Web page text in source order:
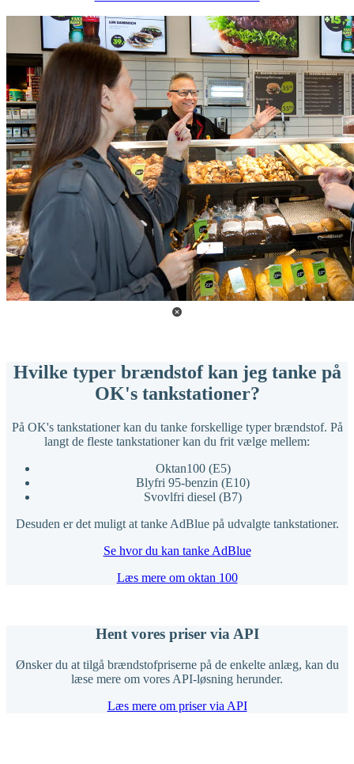
Hvilke typer brændstof kan jeg tanke på
OK's tankstationer?
På OK's tankstationer kan du tanke forskellige typer brændstof. På
langt de fleste tankstationer kan du frit vælge mellem:
Oktan100 (E5)
Blyfri 95-benzin (E10)
Svovlfri diesel (B7)
Desuden er det muligt at tanke AdBlue på udvalgte tankstationer.
Se hvor du kan tanke AdBlue
Læs mere om oktan 100
Hent vores priser via API
Ønsker du at tilgå brændstofpriserne på de enkelte anlæg, kan du
læse mere om vores API-løsning herunder.
Læs mere om priser via API